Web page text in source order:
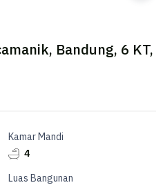
Bandung, 6 KT,
Kamar Mandi
4
Luas Bangunan